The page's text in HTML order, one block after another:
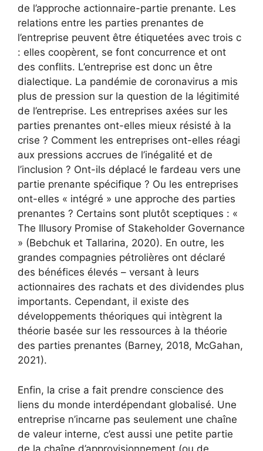
de l’approche actionnaire-partie prenante. Les
relations entre les parties prenantes de
l’entreprise peuvent être étiquetées avec trois c
: elles coopèrent, se font concurrence et ont
des conflits. L’entreprise est donc un être
dialectique. La pandémie de coronavirus a mis
plus de pression sur la question de la légitimité
de l’entreprise. Les entreprises axées sur les
parties prenantes ont-elles mieux résisté à la
crise ? Comment les entreprises ont-elles réagi
aux pressions accrues de l’inégalité et de
l’inclusion ? Ont-ils déplacé le fardeau vers une
partie prenante spécifique ? Ou les entreprises
ont-elles « intégré » une approche des parties
prenantes ? Certains sont plutôt sceptiques : «
The Illusory Promise of Stakeholder Governance
» (Bebchuk et Tallarina, 2020). En outre, les
grandes compagnies pétrolières ont déclaré
des bénéfices élevés – versant à leurs
actionnaires des rachats et des dividendes plus
importants. Cependant, il existe des
développements théoriques qui intègrent la
théorie basée sur les ressources à la théorie
des parties prenantes (Barney, 2018, McGahan,
2021).
Enfin, la crise a fait prendre conscience des
liens du monde interdépendant globalisé. Une
entreprise n’incarne pas seulement une chaîne
de valeur interne, c’est aussi une petite partie
de la chaîne d’approvisionnement (ou de